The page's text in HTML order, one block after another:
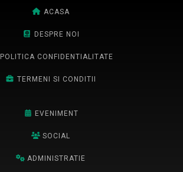
ACASA
DESPRE NOI
POLITICA CONFIDENTIALITATE
TERMENI SI CONDITII
EVENIMENT
SOCIAL
ADMINISTRATIE